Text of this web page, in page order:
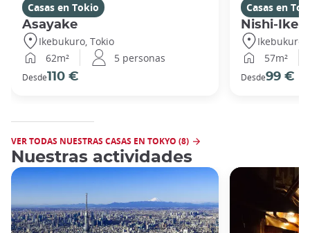
Casas en Tokio
Asayake
Ikebukuro, Tokio
62m²
5 personas
Desde110 €
Casas en
Nishi-
Ikebukuro,
57m²
Desde99 €
VER TODAS NUESTRAS CASAS EN TOKYO (8)
Nuestras actividades